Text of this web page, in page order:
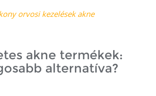
orvosi kezelések akne
akne termékek:
alternatíva?